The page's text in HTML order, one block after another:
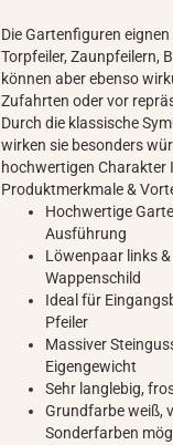
Die Gartenfiguren
Torpfeiler, Zaunpfeilern,
können aber ebenso
Zufahrten oder vor
Durch die klassische
wirken sie besonders
hochwertigen Charakter
Produktmerkmale &
Hochwertige
Ausführung
Löwenpaar links
Wappenschild
Ideal für
Pfeiler
Massiver
Eigengewicht
Sehr langlebig,
Grundfarbe weiß,
Sonderfarben